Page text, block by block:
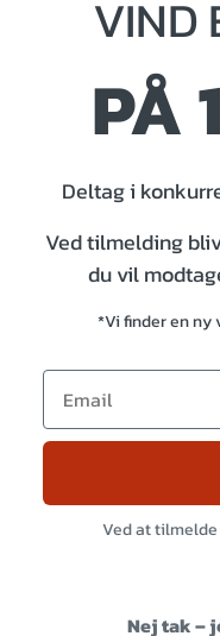
VIND
PÅ
Deltag i
Ved tilmelding
du vil
*Vi finder en ny
Ved at
Nej tak –